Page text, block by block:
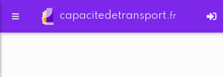
capacitedetransport.fr